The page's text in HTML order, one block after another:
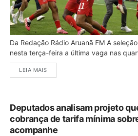
Da Redação Rádio Aruanã FM A
nesta terça-feira a última vaga nas
LEIA MAIS
Deputados analisam projeto
cobrança de tarifa mínima
acompanhe